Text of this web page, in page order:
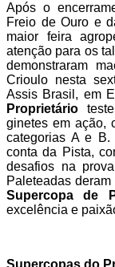
Após o
Freio de Ouro e
maior feira
atenção para os
demonstraram
Crioulo nesta
Assis Brasil, em
Proprietário
ginetes em ação,
categorias A e
conta da Pista,
desafios na
Paleteadas
Supercopa de
excelência e